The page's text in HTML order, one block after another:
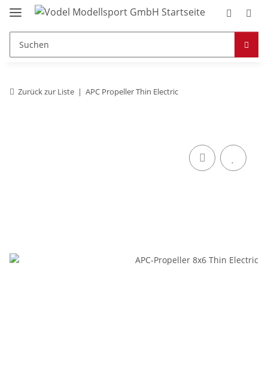
Zurück zur Liste APC Propeller Thin Electric